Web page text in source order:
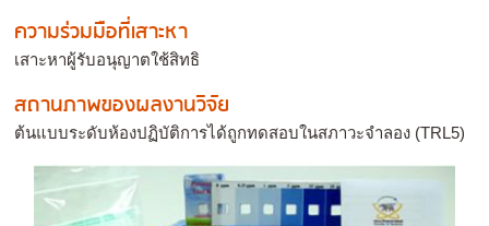
ความร่วมมือที่เสาะหา
เสาะหาผู้รับอนุญาตใช้สิทธิ
สถานภาพของผลงานวิจัย
ต้นแบบระดับห้องปฏิบัติการได้ถูกทดสอบในสภาวะจำลอง (TRL5)